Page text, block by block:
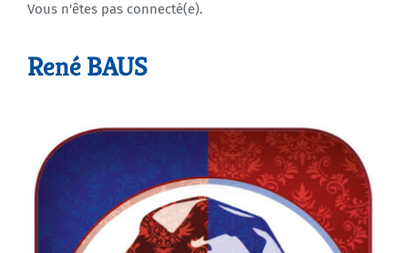
Agenda
Vous n'êtes pas connecté(e).
René BAUS